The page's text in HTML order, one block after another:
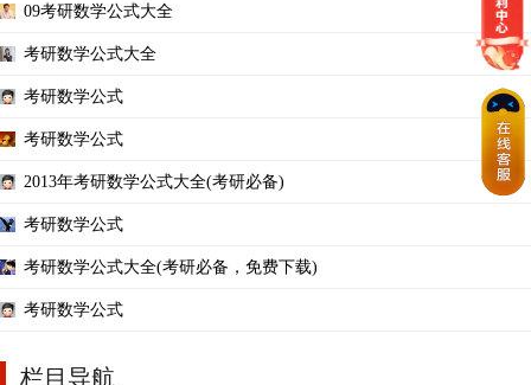
09考研数学公式大全
考研数学公式大全
考研数学公式
考研数学公式
2013年考研数学公式大全(考研必备)
考研数学公式
考研数学公式大全(考研必备，免费下载)
考研数学公式
栏目导航